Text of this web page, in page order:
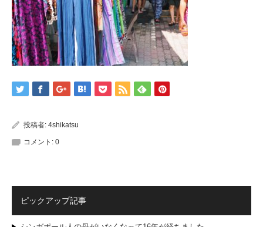
投稿者: 4shikatsu
コメント: 0
ピックアップ記事